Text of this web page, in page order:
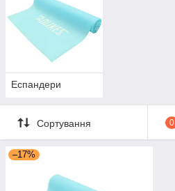
Еспандери
Сортування 0
–17%